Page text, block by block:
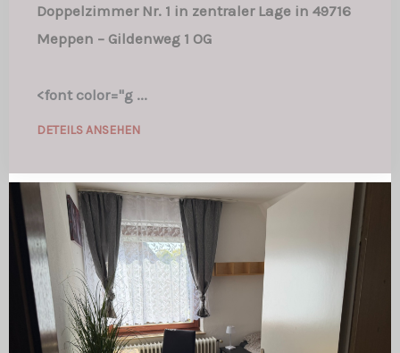
Doppelzimmer Nr. 1 in zentraler Lage in 49716
Meppen – Gildenweg 1 OG
<font color="g ...
DETEILS ANSEHEN